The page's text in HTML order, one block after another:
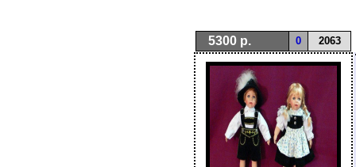
5300 р. 0 2063